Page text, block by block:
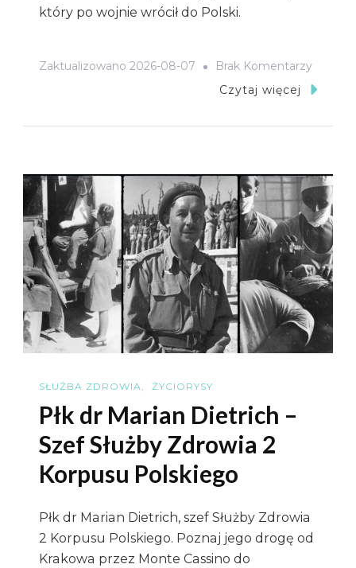
który po wojnie wrócił do Polski.
Zaktualizowano 2026-08-07 Brak KomentarzyDo
Gen.
Chirurg
2
Czytaj więcej
SŁUŻBA ZDROWIA ŻYCIORYSY
Płk dr Marian Dietrich –
Szef Służby Zdrowia 2
Korpusu Polskiego
Płk dr Marian Dietrich, szef Służby Zdrowia
2 Korpusu Polskiego. Poznaj jego drogę od
Krakowa przez Monte Cassino do